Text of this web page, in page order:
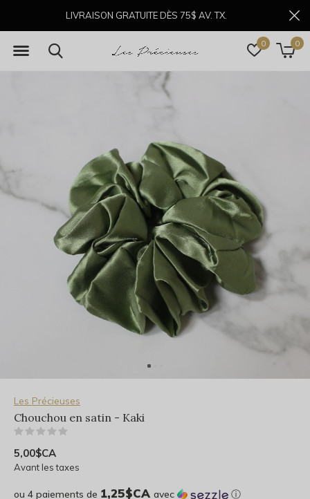
0 0
LIVRAISON GRATUITE DÈS 75$ AV. TX.
Les Précieuses
Chouchou en satin - Kaki
5,00$CA
Avant les taxes
ou 4 paiements de 1,25$CA avec ⓘ